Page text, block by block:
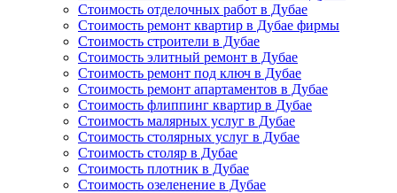
Стоимость отделочных работ в Дубае
Стоимость ремонт квартир в Дубае фирмы
Стоимость строители в Дубае
Стоимость элитный ремонт в Дубае
Стоимость ремонт под ключ в Дубае
Стоимость ремонт апартаментов в Дубае
Стоимость флиппинг квартир в Дубае
Стоимость малярных услуг в Дубае
Стоимость столярных услуг в Дубае
Стоимость столяр в Дубае
Стоимость плотник в Дубае
Стоимость озеленение в Дубае